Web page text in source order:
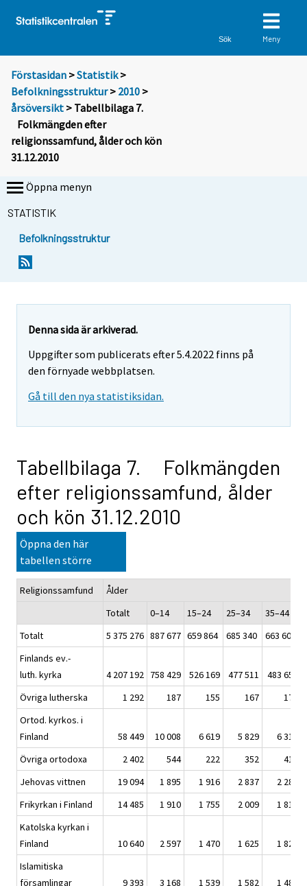
Sök Meny
Förstasidan >Statistik >
Befolkningsstruktur> 2010 >
årsöversikt > Tabellbilaga 7.
Folkmängden efter
religionssamfund, ålder och kön
31.12.2010
Öppna menyn
STATISTIK
Befolkningsstruktur
Denna sida är arkiverad.
Uppgifter som publicerats efter 5.4.2022 finns på
den förnyade webbplatsen.
Gå till den nya statistiksidan.
Tabellbilaga 7. Folkmängden
efter religionssamfund, ålder
och kön 31.12.2010
Öppna den här
tabellen större
Religionssamfund
Ålder
Totalt
0–14 15–24 25–34 35–44
Totalt
5 375 276 887 677 659 864 685 340 663 600
Finlands ev.-
luth. kyrka
4 207 192 758 429 526 169 477 511 483 650
Övriga lutherska
1 292 187 155 167
172
Ortod. kyrkos. i
Finland
58 449 10 008 6 619 5 829
6 319
Övriga ortodoxa
2 402 544 222 352
412
Jehovas vittnen
19 094 1 895 1 916 2 837
2 285
Frikyrkan i Finland
14 485 1 910 1 755 2 009
1 812
Katolska kyrkan i
Finland
10 640 2 597 1 470 1 625
1 824
Islamitiska
församlingar
9 393 3 168 1 539 1 582
1 482